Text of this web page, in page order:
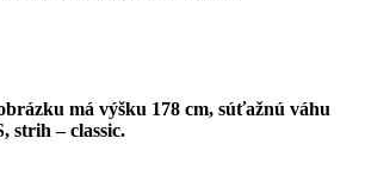
má výšku 178 cm, súťažnú váhu
strih – classic.